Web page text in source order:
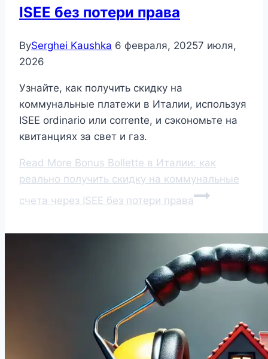
ISEE без потери права
BySerghei Kaushka 6 февраля, 20257 июля,
2026
Узнайте, как получить скидку на
коммунальные платежи в Италии, используя
ISEE ordinario или corrente, и сэкономьте на
квитанциях за свет и газ.
Read More Bonus Bollette в Италии: как
реально получить скидку на коммунальные
счета через ISEE без потери права